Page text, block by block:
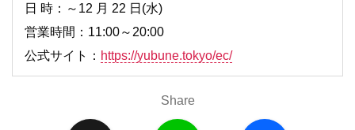
日 時：～12 月 22 日(水)
営業時間：11:00～20:00
公式サイト： https://yubune.tokyo/ec/
Share